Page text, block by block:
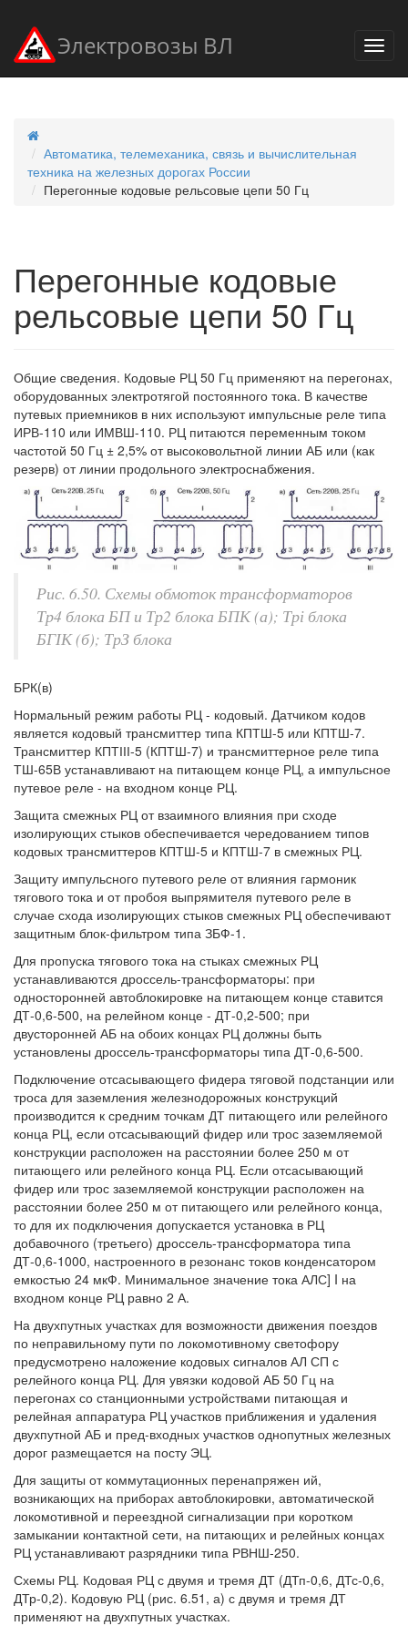
Электровозы ВЛ
Автоматика, телемеханика, связь и вычислительная
техника на железных дорогах России
Перегонные кодовые рельсовые цепи 50 Гц
Перегонные кодовые
рельсовые цепи 50 Гц
Общие сведения. Кодовые РЦ 50 Гц применяют на перегонах,
оборудованных электротягой постоянного тока. В качестве
путевых приемников в них используют импульсные реле типа
ИРВ-110 или ИМВШ-110. РЦ питаются переменным током
частотой 50 Гц ± 2,5% от высоковольтной линии АБ или (как
резерв) от линии продольного электроснабжения.
Рис. 6.50. Схемы обмоток трансформаторов
Тр4 блока БП и Тр2 блока БПК (а); Трі блока
БГІК (б); ТрЗ блока
БРК(в)
Нормальный режим работы РЦ - кодовый. Датчиком кодов
является кодовый трансмиттер типа КПТШ-5 или КПТШ-7.
Трансмиттер КПТІІІ-5 (КПТШ-7) и трансмиттерное реле типа
ТШ-65В устанавливают на питающем конце РЦ, а импульсное
путевое реле - на входном конце РЦ.
Защита смежных РЦ от взаимного влияния при сходе
изолирующих стыков обеспечивается чередованием типов
кодовых трансмиттеров КПТШ-5 и КПТШ-7 в смежных РЦ.
Защиту импульсного путевого реле от влияния гармоник
тягового тока и от пробоя выпрямителя путевого реле в
случае схода изолирующих стыков смежных РЦ обеспечивают
защитным блок-фильтром типа ЗБФ-1.
Для пропуска тягового тока на стыках смежных РЦ
устанавливаются дроссель-трансформаторы: при
односторонней автоблокировке на питающем конце ставится
ДТ-0,6-500, на релейном конце - ДТ-0,2-500; при
двусторонней АБ на обоих концах РЦ должны быть
установлены дроссель-трансформаторы типа ДТ-0,6-500.
Подключение отсасывающего фидера тяговой подстанции или
троса для заземления железнодорожных конструкций
производится к средним точкам ДТ питающего или релейного
конца РЦ, если отсасывающий фидер или трос заземляемой
конструкции расположен на расстоянии более 250 м от
питающего или релейного конца РЦ. Если отсасывающий
фидер или трос заземляемой конструкции расположен на
расстоянии более 250 м от питающего или релейного конца,
то для их подключения допускается установка в РЦ
добавочного (третьего) дроссель-трансформатора типа
ДТ-0,6-1000, настроенного в резонанс токов конденсатором
емкостью 24 мкФ. Минимальное значение тока АЛС] I на
входном конце РЦ равно 2 А.
На двухпутных участках для возможности движения поездов
по неправильному пути по локомотивному светофору
предусмотрено наложение кодовых сигналов АЛ СП с
релейного конца РЦ. Для увязки кодовой АБ 50 Гц на
перегонах со станционными устройствами питающая и
релейная аппаратура РЦ участков приближения и удаления
двухпутной АБ и пред-входных участков однопутных железных
дорог размещается на посту ЭЦ.
Для защиты от коммутационных перенапряжен ий,
возникающих на приборах автоблокировки, автоматической
локомотивной и переездной сигнализации при коротком
замыкании контактной сети, на питающих и релейных концах
РЦ устанавливают разрядники типа РВНШ-250.
Схемы РЦ. Кодовая РЦ с двумя и тремя ДТ (ДТп-0,6, ДТс-0,6,
ДТр-0,2). Кодовую РЦ (рис. 6.51, а) с двумя и тремя ДТ
применяют на двухпутных участках.